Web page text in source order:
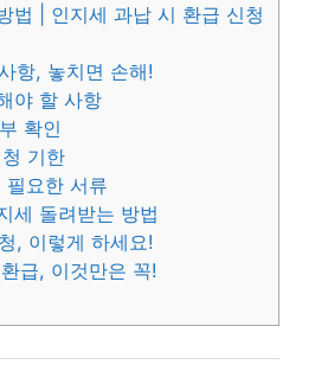
법 | 인지세 과납 시 환급 신청
항, 놓치면 손해!
야 할 사항
확인
기한
필요한 서류
세 돌려받는 방법
, 이렇게 하세요!
급, 이것만은 꼭!